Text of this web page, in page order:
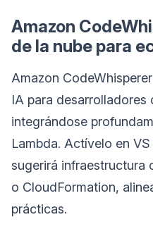
Amazon
de la nube para
Amazon
IA para desarrolladores
integrándose
Lambda. Actívelo en
sugerirá infraestructura
o CloudFormation,
prácticas.